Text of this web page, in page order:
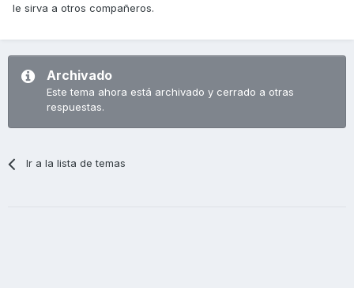
le sirva a otros compañeros.
Archivado
Este tema ahora está archivado y cerrado a otras
respuestas.
Ir a la lista de temas